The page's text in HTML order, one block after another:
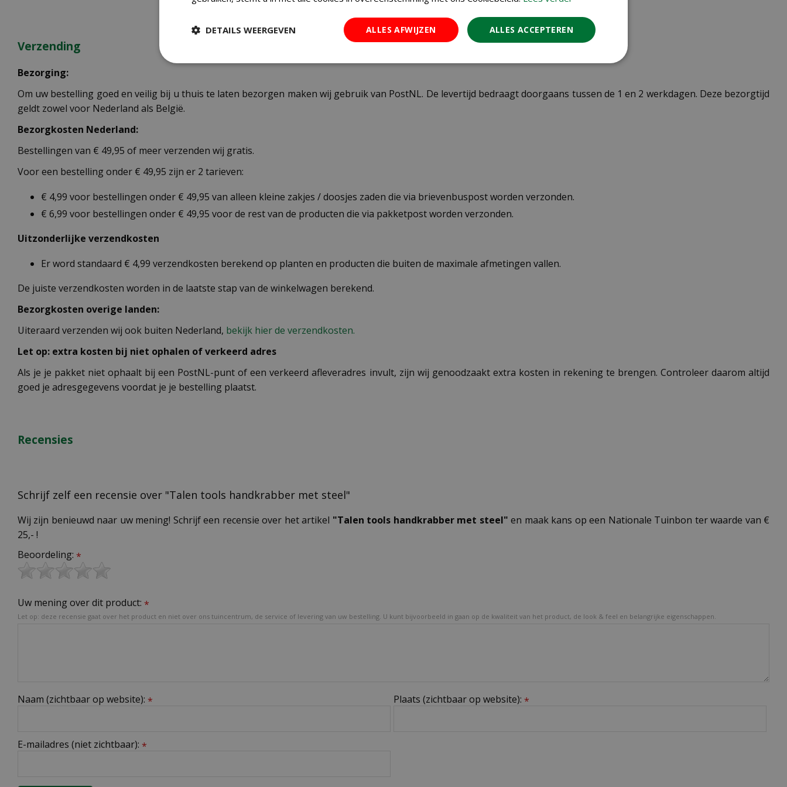
Verzending
Bezorging:
Om uw bestelling goed en veilig bij u thuis te laten bezorgen maken wij gebruik van PostNL. De levertijd bedraagt doorgaans tussen de 1 en 2 werkdagen. Deze bezorgtijd
geldt zowel voor Nederland als België.
Bezorgkosten Nederland:
Bestellingen van € 49,95 of meer verzenden wij gratis.
Voor een bestelling onder € 49,95 zijn er 2 tarieven:
€ 4,99 voor bestellingen onder € 49,95 van alleen kleine zakjes / doosjes zaden die via brievenbuspost worden verzonden.
€ 6,99 voor bestellingen onder € 49,95 voor de rest van de producten die via pakketpost worden verzonden.
Uitzonderlijke verzendkosten
Er word standaard € 4,99 verzendkosten berekend op planten en producten die buiten de maximale afmetingen vallen.
De juiste verzendkosten worden in de laatste stap van de winkelwagen berekend.
Bezorgkosten overige landen:
Uiteraard verzenden wij ook buiten Nederland, bekijk hier de verzendkosten.
Let op: extra kosten bij niet ophalen of verkeerd adres
Als je je pakket niet ophaalt bij een PostNL-punt of een verkeerd afleveradres invult, zijn wij genoodzaakt extra kosten in rekening te brengen. Controleer daarom altijd
goed je adresgegevens voordat je je bestelling plaatst.
Recensies
Schrijf zelf een recensie over "Talen tools handkrabber met steel"
Wij zijn benieuwd naar uw mening! Schrijf een recensie over het artikel "Talen tools handkrabber met steel" en maak kans op een Nationale Tuinbon ter waarde van €
25,- !
Beoordeling: *
Uw mening over dit product: *
Let op: deze recensie gaat over het product en niet over ons tuincentrum, de service of levering van uw bestelling. U kunt bijvoorbeeld in gaan op de kwaliteit van het product, de look & feel en belangrijke eigenschappen.
Naam (zichtbaar op website): * Plaats (zichtbaar op website): *
E-mailadres (niet zichtbaar): *
ALLES ACCEPTEREN
ALLES AFWIJZEN
DETAILS WEERGEVEN